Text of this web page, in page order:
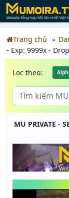
Trang chủ
- Exp: 9999x -
Lọc theo:
MU PRIVATE -